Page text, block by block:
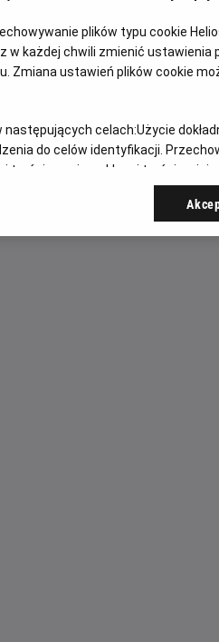
król. Na miejscu zauważa, że
Podczas gdy arcykapłan
w korupcję wśród klasy
plików typu cookie
w każdej chwili zmienić ustawienia
Zmiana ustawień plików cookie
następujących celach:Użycie
do celów identyfikacji.
treści, pomiar reklam i treści, opinie